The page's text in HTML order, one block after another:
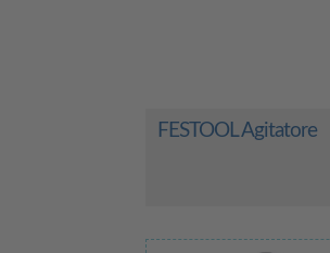
FESTOOL Agitatore